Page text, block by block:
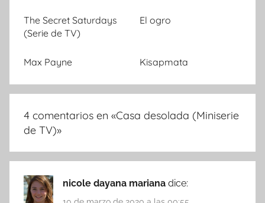
The Secret Saturdays
(Serie de TV)
El ogro
Max Payne Kisapmata
4 comentarios en «Casa desolada (Miniserie
de TV)»
nicole dayana mariana dice: